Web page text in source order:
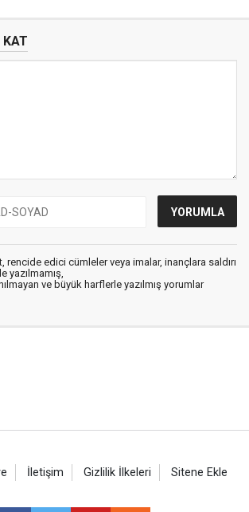
KAT
rencide edici cümleler veya imalar, inançlara saldırı
yazılmamış,
ve büyük harflerle yazılmış yorumlar
İletişim Gizlilik İlkeleri Sitene Ekle